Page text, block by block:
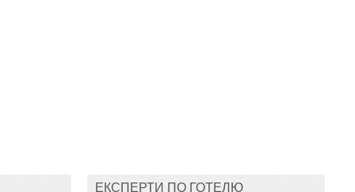
ЕКСПЕРТИ ПО ГОТЕЛЮ